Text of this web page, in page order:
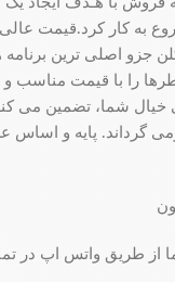
به کار کرد.قیمت عالی
جزو اصلی ترین برنامه
را با قیمت مناسب
خیال شما، تضمین می
گرداند. پایه و اساس
از طریق واتس اپ در